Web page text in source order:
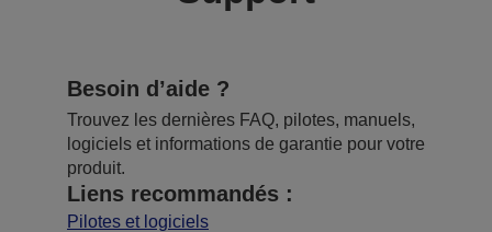
Besoin d’aide ?
Trouvez les dernières FAQ, pilotes, manuels,
logiciels et informations de garantie pour votre
produit.
Liens recommandés :
Pilotes et logiciels